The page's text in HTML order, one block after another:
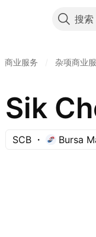
搜索
商业服务 杂项商业
Sik
SCB Bursa